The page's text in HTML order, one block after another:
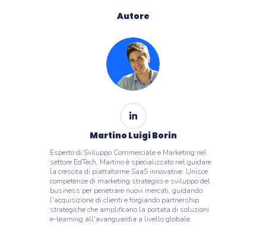
Autore
Martino Luigi Borin
Esperto di Sviluppo Commerciale e Marketing nel
settore EdTech, Martino è specializzato nel guidare
la crescita di piattaforme SaaS innovative. Unisce
competenze di marketing strategico e sviluppo del
business per penetrare nuovi mercati, guidando
l'acquisizione di clienti e forgiando partnership
strategiche che amplificano la portata di soluzioni
e-learning all'avanguardia a livello globale.